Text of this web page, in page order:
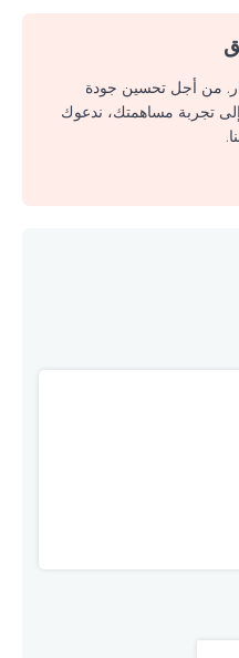
من أجل تحسين جودة
إلى تجربة مساهمتك، ندعوك